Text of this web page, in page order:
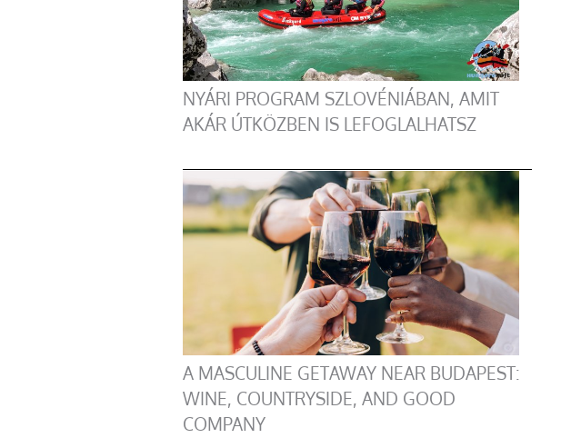
NYÁRI PROGRAM SZLOVÉNIÁBAN, AMIT
AKÁR ÚTKÖZBEN IS LEFOGLALHATSZ
A MASCULINE GETAWAY NEAR BUDAPEST:
WINE, COUNTRYSIDE, AND GOOD
COMPANY